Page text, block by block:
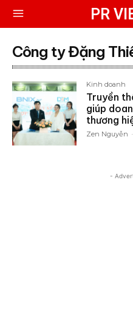
PR
Công ty Đặng
Kinh doanh
Truyền
giúp
thương
Zen Nguyễn -
-